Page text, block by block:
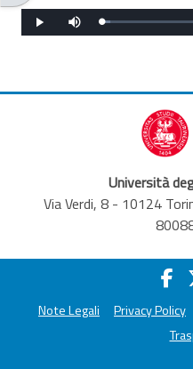
Abschlussbedingungen
WiedergabeStumm
schalten
Geladen:
5.18%
Università
Via Verdi, 8 - 10124
Note Legali Privacy Policy